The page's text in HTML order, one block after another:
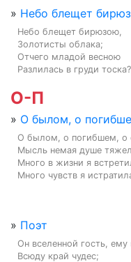
» Небо блещет
Небо блещет бирюзою,
Золотисты облака;
Отчего младой весною
Разлилась в груди
О-П
» О былом, о
О былом, о погибшем, о
Мысль немая душе
Много в жизни я
Много чувств я
» Поэт
Он вселенной гость, ему
Всюду край чудес;